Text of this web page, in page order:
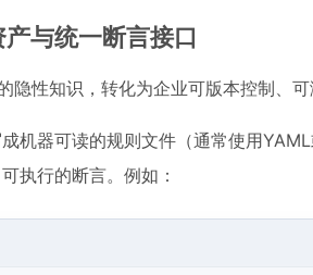
与统一断言接口
隐性知识，转化为企业可版本控制、
机器可读的规则文件（通常使用
执行的断言。例如：